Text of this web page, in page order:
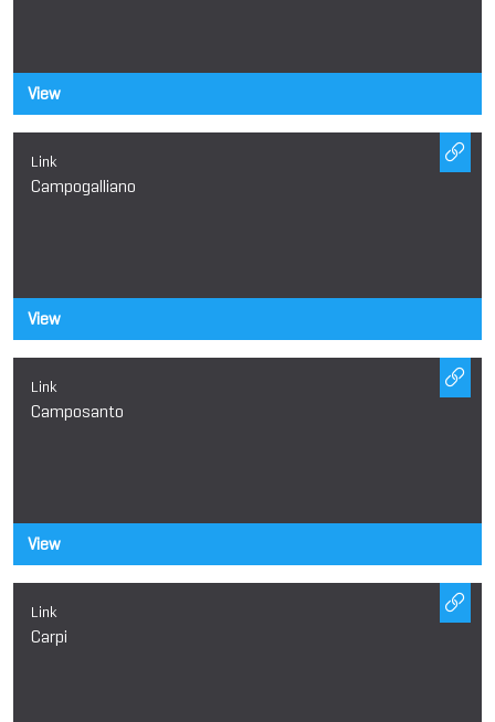
View
Link
Campogalliano
View
Link
Camposanto
View
Link
Carpi